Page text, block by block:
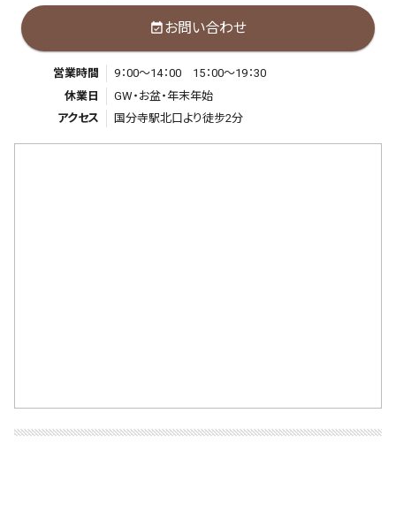
event_availableお問い合わせ
営業時間
9：00～14：00 15：00～19：30
休業日
GW・お盆・年末年始
アクセス
国分寺駅北口より徒步2分